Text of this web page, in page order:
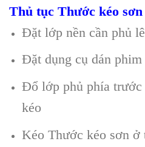
Thủ tục Thước kéo sơn
Đặt lớp nền cần phủ
Đặt dụng cụ dán phim
Đổ lớp phủ phía trước
kéo
Kéo Thước kéo sơn ở